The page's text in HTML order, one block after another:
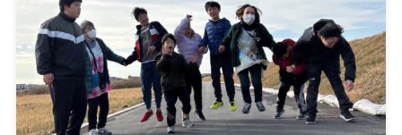
活動ブログ
マミーについて
放課後等デイサービスとは？